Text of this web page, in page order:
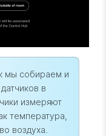
мы собираем и
в
измеряют
температура,
воздуха.